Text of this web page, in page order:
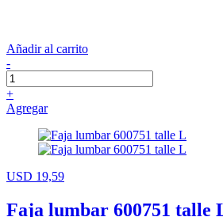
Añadir al carrito
-
+
Agregar
USD 19,59
Faja lumbar 600751 talle